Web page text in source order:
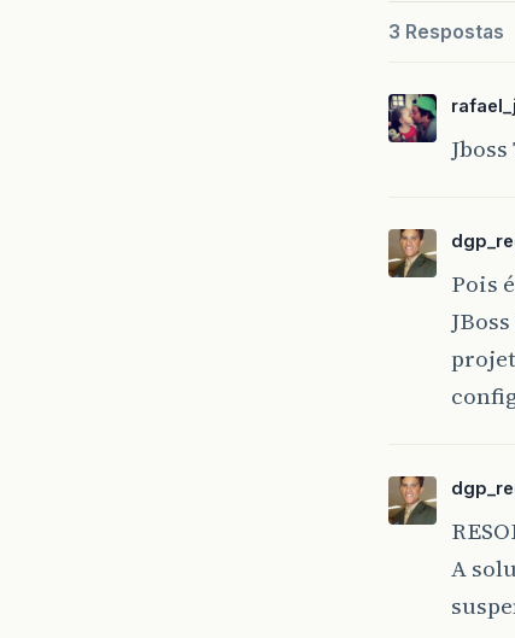
3 Respostas
Pois
A